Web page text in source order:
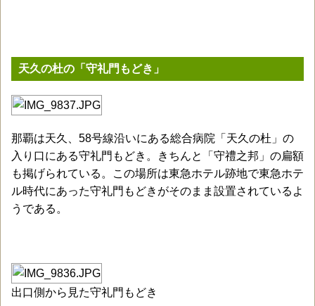
天久の杜の「守礼門もどき」
那覇は天久、58号線沿いにある総合病院「天久の杜」の
入り口にある守礼門もどき。きちんと「守禮之邦」の扁額
も掲げられている。この場所は東急ホテル跡地で東急ホテ
ル時代にあった守礼門もどきがそのまま設置されているよ
うである。
出口側から見た守礼門もどき